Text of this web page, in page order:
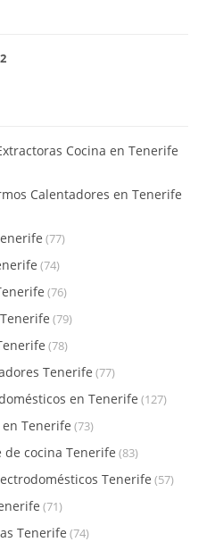
Cocina en Tenerife
Calentadores en Tenerife
(77)
(74)
(76)
(79)
(78)
Tenerife (77)
en Tenerife (127)
Tenerife (73)
de cocina Tenerife (83)
Tenerife (57)
(71)
Tenerife (74)